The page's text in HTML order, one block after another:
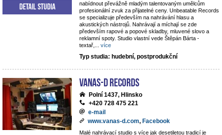
nabídnout převážně mladým talentovaným umělcům
profesionální zvuk za přijatelné ceny. Unbeatable Records
se specializuje především na nahrávání hlasu a
akustických nástrojů. Nahrávají a míchají se zde
především rapové a popové skladby, mluvené slovo a
reklamní spoty. Studio vlastní vede Štěpán Bárta -
textař,
více
Typ studia: hudební, postprodukční
Detail studia
VANAS-D Records
Polní 1437, Hlinsko
+420 728 475 221
e-mail
www.vanas-d.com, Facebook
Malé nahrávací studio s více jak desetiletou tradicí je